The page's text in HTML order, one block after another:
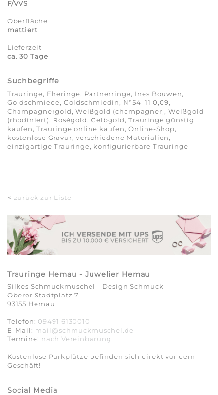
F/VVS
Oberfläche
mattiert
Lieferzeit
ca. 30 Tage
Suchbegriffe
Trauringe, Eheringe, Partnerringe, Ines Bouwen,
Goldschmiede, Goldschmiedin, N°54_11 0,09,
Champagnergold, Weißgold (champagner), Weißgold
(rhodiniert), Roségold, Gelbgold, Trauringe günstig
kaufen, Trauringe online kaufen, Online-Shop,
kostenlose Gravur, verschiedene Materialien,
einzigartige Trauringe, konfigurierbare Trauringe
< zurück zur Liste
Trauringe Hemau - Juwelier Hemau
Silkes Schmuckmuschel - Design Schmuck
Oberer Stadtplatz 7
93155 Hemau
Telefon: 09491 6130010
E-Mail: mail@schmuckmuschel.de
Termine: nach Vereinbarung​​​​​​​
Kostenlose Parkplätze befinden sich direkt vor dem
Geschäft!
Social Media